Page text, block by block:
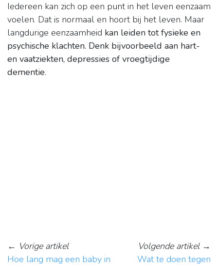
Iedereen kan zich op een punt in het leven eenzaam
voelen. Dat is normaal en hoort bij het leven. Maar
langdurige eenzaamheid kan leiden tot fysieke en
psychische klachten. Denk bijvoorbeeld aan hart-
en vaatziekten, depressies of vroegtijdige
dementie.
← Vorige artikel
Hoe lang mag een baby in
Volgende artikel→
Wat te doen tegen